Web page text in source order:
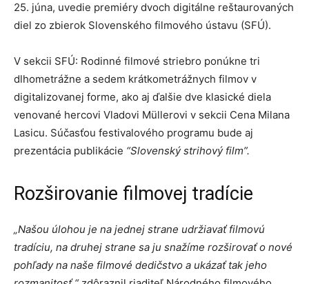
25. júna, uvedie premiéry dvoch digitálne reštaurovaných
diel zo zbierok Slovenského filmového ústavu (SFÚ).
V sekcii SFÚ: Rodinné filmové striebro ponúkne tri
dlhometrážne a sedem krátkometrážnych filmov v
digitalizovanej forme, ako aj ďalšie dve klasické diela
venované hercovi Vladovi Müllerovi v sekcii Cena Milana
Lasicu. Súčasťou festivalového programu bude aj
prezentácia publikácie “Slovenský strihový film”.
Rozširovanie filmovej tradície
„Našou úlohou je na jednej strane udržiavať filmovú
tradíciu, na druhej strane sa ju snažíme rozširovať o nové
pohľady na naše filmové dedičstvo a ukázať tak jeho